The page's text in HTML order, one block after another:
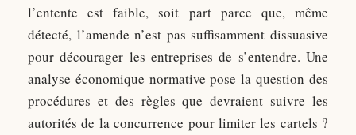
l’entente est faible, soit part parce que, même
détecté, l’amende n’est pas suffisamment dissuasive
pour décourager les entreprises de s’entendre. Une
analyse économique normative pose la question des
procédures et des règles que devraient suivre les
autorités de la concurrence pour limiter les cartels ?